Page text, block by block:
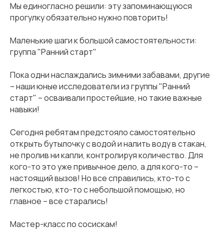
Мы единогласно решили: эту запоминающуюся
прогулку обязательно нужно повторить!
Маленькие шаги к большой самостоятельности:
группа "Ранний старт"
Пока одни наслаждались зимними забавами, другие
– наши юные исследователи из группы "Ранний
старт" – осваивали простейшие, но такие важные
навыки!
Сегодня ребятам предстояло самостоятельно
открыть бутылочку с водой и налить воду в стакан,
не пролив ни капли, контролируя количество. Для
кого-то это уже привычное дело, а для кого-то –
настоящий вызов! Но все справились, кто-то с
легкостью, кто-то с небольшой помощью, но
главное – все старались!
Мастер-класс по сосискам!